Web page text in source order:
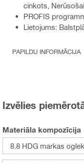
cinkots,
PROFIS
Lietojums:
PAPILDU INFORMĀCIJA
Izvēlies
Materiāla kompozīcija
8.8 HDG markas